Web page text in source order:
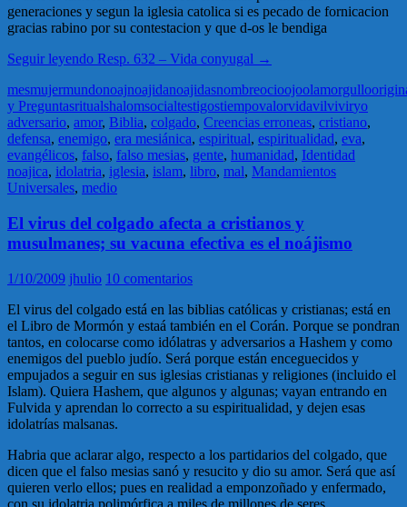
generaciones y segun la iglesia catolica si es pecado de fornicacion
gracias rabino por su contestacion y que d-os le bendiga
Seguir leyendo Resp. 632 – Vida conyugal →
mesmujermundonoajnoajidanoajidasnombreocioojoolamorgullo
y Preguntasritualshalomsocialtestigostiempovalorvidavilviviryo
adversario, amor, Biblia, colgado, Creencias erroneas, cristiano,
defensa, enemigo, era mesiánica, espiritual, espiritualidad, eva,
evangélicos, falso, falso mesias, gente, humanidad, Identidad
noajica, idolatria, iglesia, islam, libro, mal, Mandamientos
Universales, medio
El virus del colgado afecta a cristianos y
musulmanes; su vacuna efectiva es el noájismo
1/10/2009 jhulio 10 comentarios
El virus del colgado está en las biblias católicas y cristianas; está en
el Libro de Mormón y estaá también en el Corán. Porque se pondran
tantos, en colocarse como idólatras y adversarios a Hashem y como
enemigos del pueblo judío. Será porque están enceguecidos y
empujados a seguir en sus iglesias cristianas y religiones (incluido el
Islam). Quiera Hashem, que algunos y algunas; vayan entrando en
Fulvida y aprendan lo correcto a su espiritualidad, y dejen esas
idolatrías malsanas.
Habria que aclarar algo, respecto a los partidarios del colgado, que
dicen que el falso mesias sanó y resucito y dio su amor. Será que así
quieren verlo ellos; pues en realidad a emponzoñado y enfermado,
con su idolatria polimórfica a miles de millones de seres.